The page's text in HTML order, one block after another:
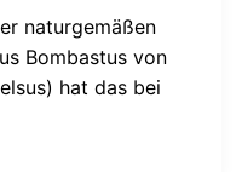
naturgemäßen
Bombastus von
hat das bei